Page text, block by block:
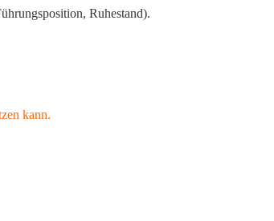
Ruhestand).
kann.